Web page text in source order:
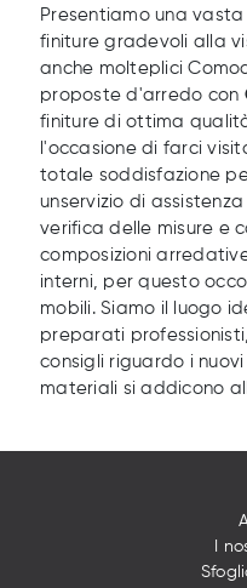
Presentiamo una
finiture gradevoli alla
anche molteplici
proposte d'arredo con
finiture di ottima
l'occasione di farci
totale soddisfazione
unservizio di
verifica delle misure e
composizioni
interni, per questo
mobili. Siamo il luogo
preparati
consigli riguardo i
materiali si addicono
I